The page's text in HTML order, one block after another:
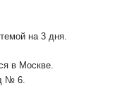
на 3 дня.
в Москве.
№ 6.